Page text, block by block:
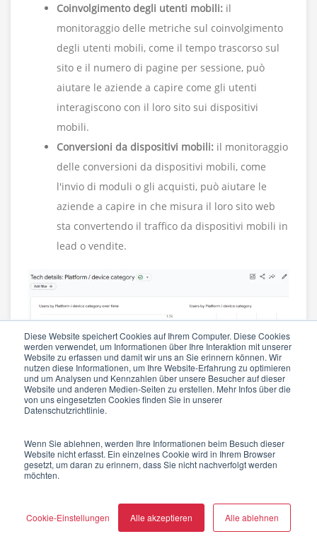
Diese Website speichert Cookies auf Ihrem Computer. Diese Cookies
werden verwendet, um Informationen über Ihre Interaktion mit unserer
Website zu erfassen und damit wir uns an Sie erinnern können. Wir
nutzen diese Informationen, um Ihre Website-Erfahrung zu optimieren
und um Analysen und Kennzahlen über unsere Besucher auf dieser
Website und anderen Medien-Seiten zu erstellen. Mehr Infos über die
von uns eingesetzten Cookies finden Sie in unserer
Datenschutzrichtlinie.
Wenn Sie ablehnen, werden Ihre Informationen beim Besuch dieser
Website nicht erfasst. Ein einzelnes Cookie wird in Ihrem Browser
gesetzt, um daran zu erinnern, dass Sie nicht nachverfolgt werden
möchten.
Cookie-Einstellungen Alle akzeptieren Alle ablehnen
Coinvolgimento degli utenti mobili: il
monitoraggio delle metriche sul coinvolgimento
degli utenti mobili, come il tempo trascorso sul
sito e il numero di pagine per sessione, può
aiutare le aziende a capire come gli utenti
interagiscono con il loro sito sui dispositivi
mobili.
Conversioni da dispositivi mobili: il monitoraggio
delle conversioni da dispositivi mobili, come
l'invio di moduli o gli acquisti, può aiutare le
aziende a capire in che misura il loro sito web
sta convertendo il traffico da dispositivi mobili in
lead o vendite.
identificare le aree di miglioramento e apportare le
modifiche necessarie per il proprio sito web mobile.
ERRORI COMUNI DELLA
MOBILE SEO DA EVITARE